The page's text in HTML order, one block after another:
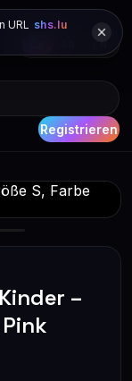
Registrieren
URL shs.lu
–